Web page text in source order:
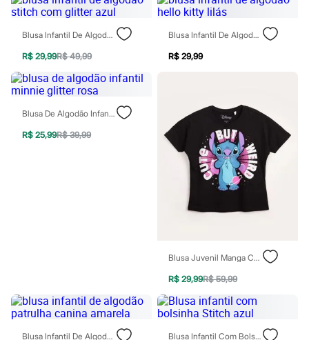
Calçados
Chinelos
Sapatos
Sandálias e Papetes
Tênis
Moda esportiva
Acessórios
Bermudas
Calças
Casacos e Jaquetas
Jeans
Moda esportiva
Shorts e Bermudas
Blusa Infantil De Algodão Stitch Com Glitter Azul
R$ 29,99R$ 49,99
Blusa Infantil De Algodão Hello Kitty Lilás
R$ 29,99
Blusa De Algodão Infantil Minnie Glitter Rosa
R$ 25,99R$ 39,99
Blusa Juvenil Manga Curta Stitch Preto
R$ 29,99R$ 59,99
Blusa Infantil De Algodão Patrulha Canina Amarela Blusa Infantil Com Bolsinha Stitch Azul